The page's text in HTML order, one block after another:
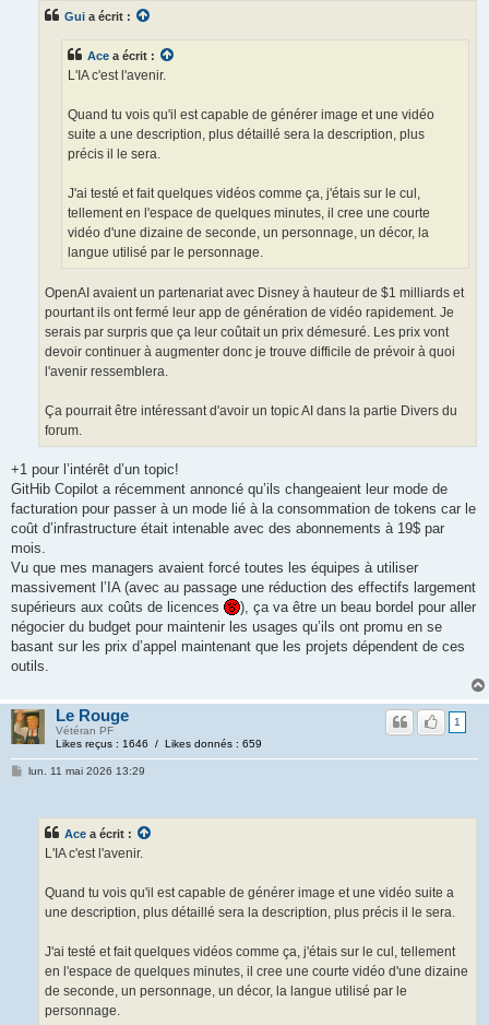
Gui a écrit :
Ace a écrit :
L'IA c'est l'avenir.
Quand tu vois qu'il est capable de générer image et une vidéo
suite a une description, plus détaillé sera la description, plus
précis il le sera.
J'ai testé et fait quelques vidéos comme ça, j'étais sur le cul,
tellement en l'espace de quelques minutes, il cree une courte
vidéo d'une dizaine de seconde, un personnage, un décor, la
langue utilisé par le personnage.
OpenAI avaient un partenariat avec Disney à hauteur de $1 milliards et
pourtant ils ont fermé leur app de génération de vidéo rapidement. Je
serais par surpris que ça leur coûtait un prix démesuré. Les prix vont
devoir continuer à augmenter donc je trouve difficile de prévoir à quoi
l'avenir ressemblera.
Ça pourrait être intéressant d'avoir un topic AI dans la partie Divers du
forum.
+1 pour l’intérêt d’un topic!
GitHib Copilot a récemment annoncé qu’ils changeaient leur mode de
facturation pour passer à un mode lié à la consommation de tokens car le
coût d’infrastructure était intenable avec des abonnements à 19$ par
mois.
Vu que mes managers avaient forcé toutes les équipes à utiliser
massivement l’IA (avec au passage une réduction des effectifs largement
supérieurs aux coûts de licences
), ça va être un beau bordel pour aller
négocier du budget pour maintenir les usages qu’ils ont promu en se
basant sur les prix d’appel maintenant que les projets dépendent de ces
outils.
Le Rouge
Vétéran PF
Likes reçus : 1646 / Likes donnés : 659
1
lun. 11 mai 2026 13:29
Ace a écrit :
L'IA c'est l'avenir.
Quand tu vois qu'il est capable de générer image et une vidéo suite a
une description, plus détaillé sera la description, plus précis il le sera.
J'ai testé et fait quelques vidéos comme ça, j'étais sur le cul, tellement
en l'espace de quelques minutes, il cree une courte vidéo d'une dizaine
de seconde, un personnage, un décor, la langue utilisé par le
personnage.